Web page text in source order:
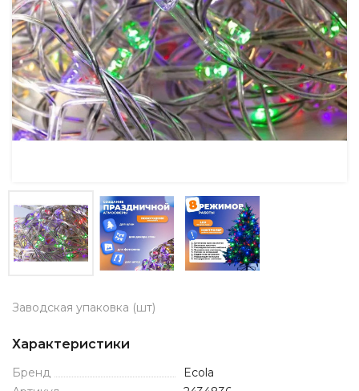
Заводская упаковка (шт)
Характеристики
Бренд
Ecola